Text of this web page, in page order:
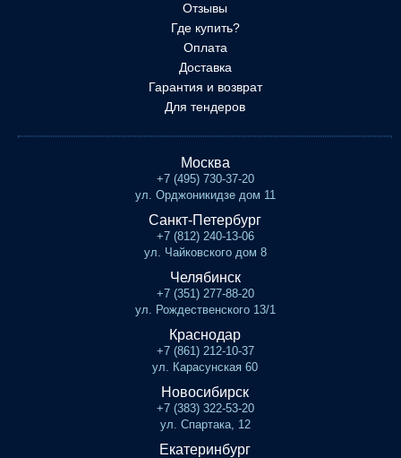
Отзывы
Где купить?
Оплата
Доставка
Гарантия и возврат
Для тендеров
Москва
+7 (495) 730-37-20
ул. Орджоникидзе дом 11
Санкт-Петербург
+7 (812) 240-13-06
ул. Чайковского дом 8
Челябинск
+7 (351) 277-88-20
ул. Рождественского 13/1
Краснодар
+7 (861) 212-10-37
ул. Карасунская 60
Новосибирск
+7 (383) 322-53-20
ул. Спартака, 12
Екатеринбург